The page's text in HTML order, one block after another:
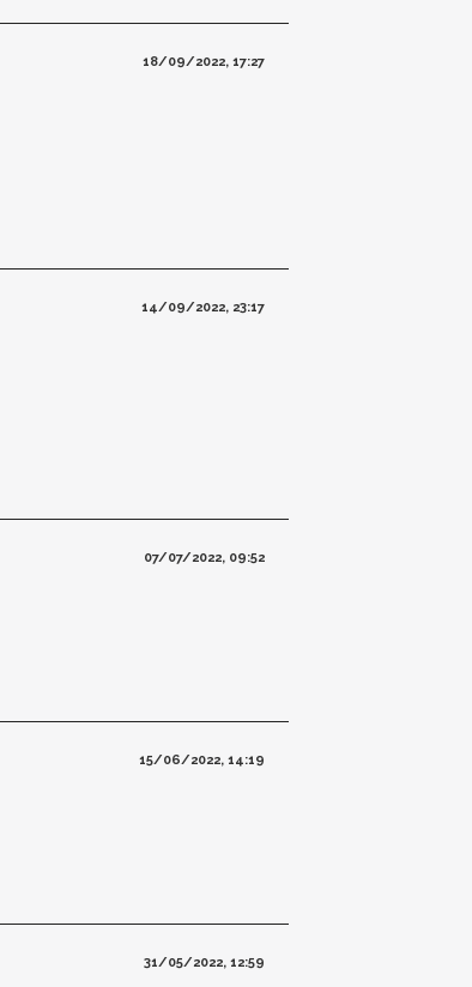
18/09/2022, 17:27
14/09/2022, 23:17
07/07/2022, 09:52
15/06/2022, 14:19
31/05/2022, 12:59